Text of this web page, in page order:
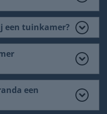
een tuinkamer?
een